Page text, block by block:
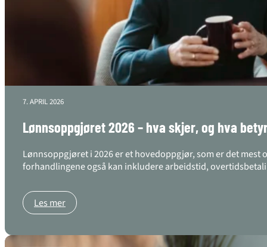
7. APRIL 2026
Lønnsoppgjøret 2026 – hva skjer, og hva
Lønnsoppgjøret i 2026 er et hovedoppgjør, som er det
forhandlingene også kan inkludere arbeidstid,
Les mer